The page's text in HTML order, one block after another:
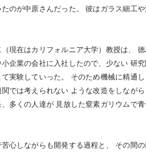
のが中原さんだった。 彼はガラス細工
現在はカリフォルニア大学）教授は、
企業の会社に入社したので、少ない 研
実験していった。 そのため機械に精通し
では考えられない ような改造をしながら
多くの人達が 見放した窒素ガリウムで
心しながらも開発する過程と、 その間